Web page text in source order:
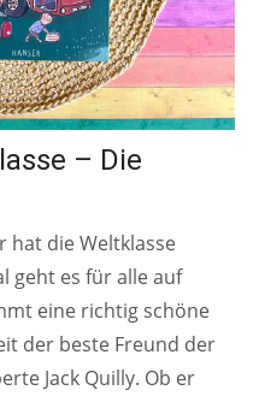
– Die
hat die Weltklasse
geht es für alle auf
eine richtig schöne
der beste Freund der
Jack Quilly. Ob er